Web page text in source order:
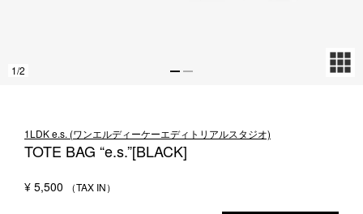
1/2
1LDK e.s. (ワンエルディーケーエディトリアルスタジオ)
TOTE BAG “e.s.”[BLACK]
¥ 5,500